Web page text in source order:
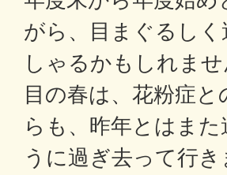
がら、目まぐるし
しゃるかもしれま
目の春は、花粉症
らも、昨年とはま
うに過ぎ去って行き